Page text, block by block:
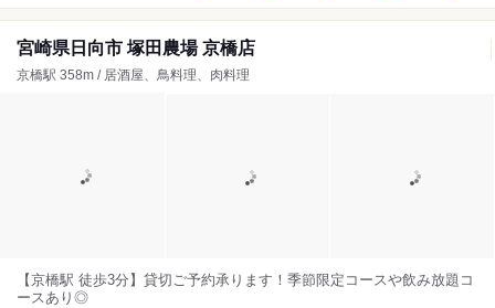
宮崎県日向市 塚田農場 京橋店
京橋駅 358m / 居酒屋、鳥料理、肉料理
【京橋駅 徒歩3分】貸切ご予約承ります！季節限定コースや飲み放題コ
ースあり◎